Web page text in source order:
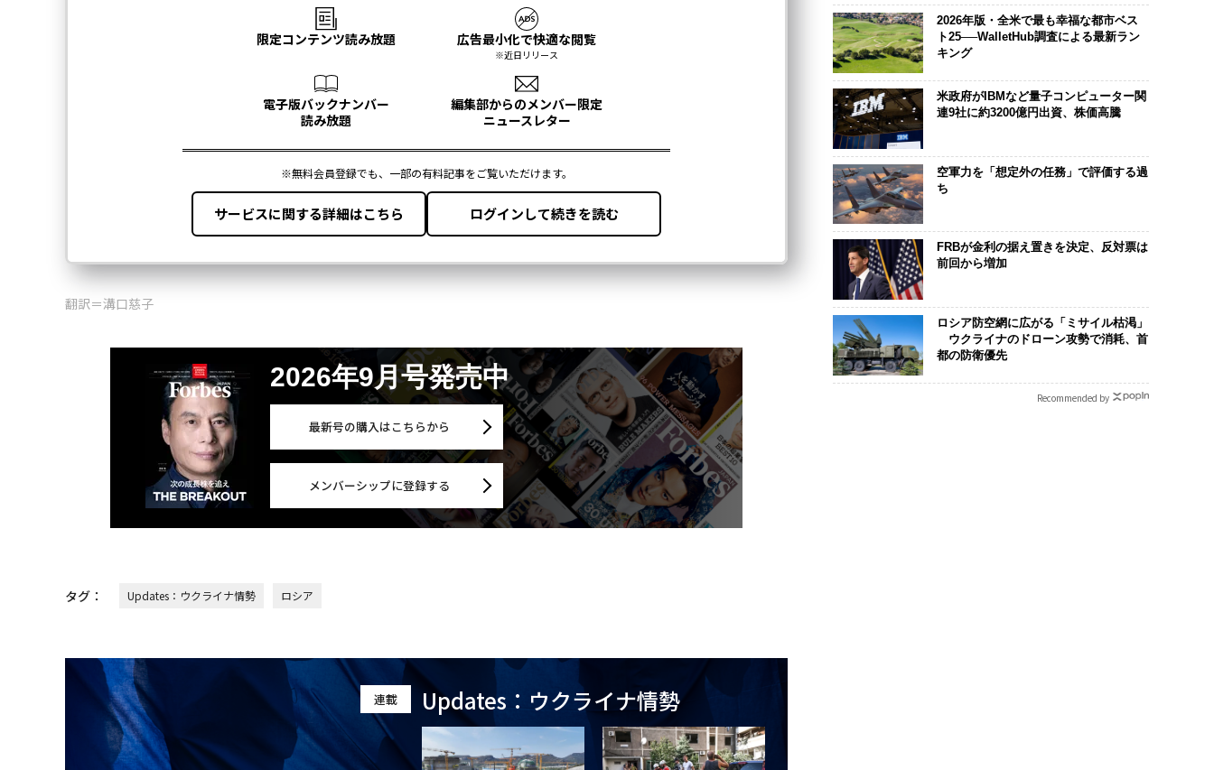
翻訳＝溝口慈子
2026年9月号発売中
最新号の購入はこちらから
メンバーシップに登録する
タグ： Updates：ウクライナ情勢 ロシア
連載 Updates：ウクライナ情勢
2026年版・全米で最も幸福な都市ベス
ト25──WalletHub調査による最新ラン
キング
米政府がIBMなど量子コンピューター関
連9社に約3200億円出資、株価高騰
空軍力を「想定外の任務」で評価する過
ち
FRBが金利の据え置きを決定、反対票は
前回から増加
ロシア防空網に広がる「ミサイル枯渇」
ウクライナのドローン攻勢で消耗、首
都の防衛優先
Recommended by